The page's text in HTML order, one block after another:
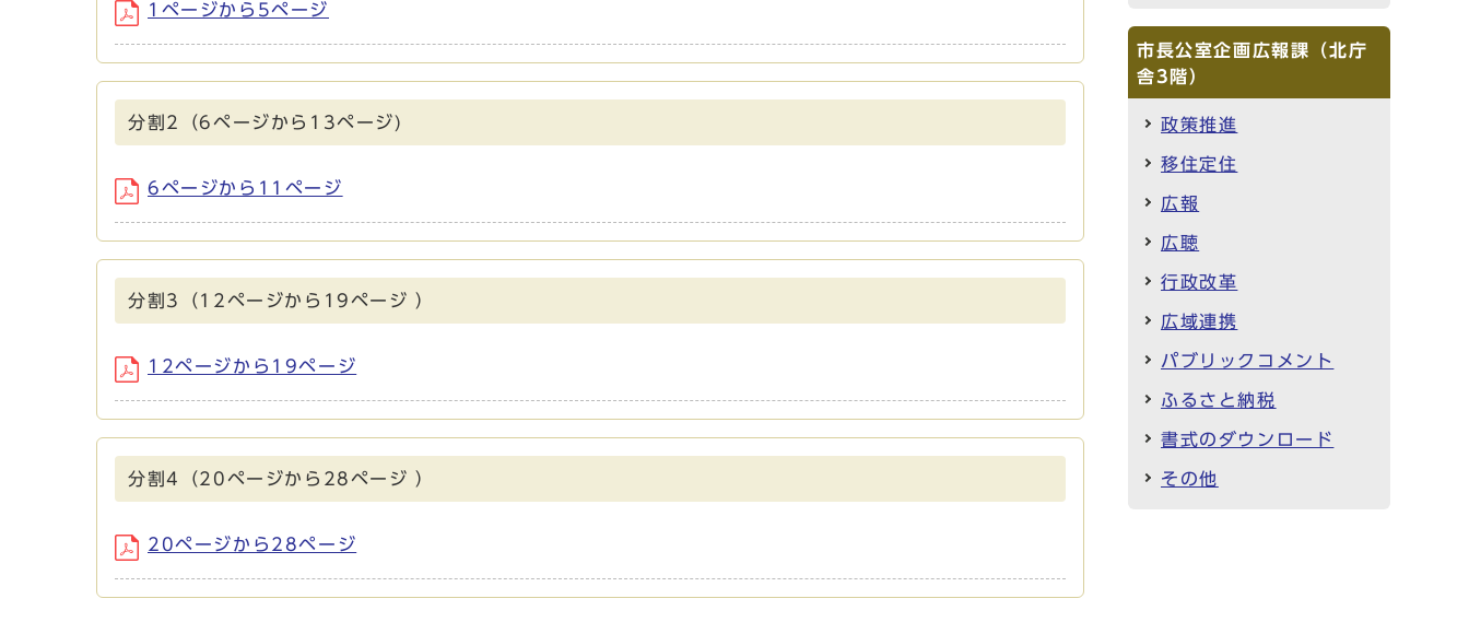
1ページから5ページ
分割2（6ページから13ページ)
6ページから11ページ
分割3（12ページから19ページ ）
12ページから19ページ
分割4（20ページから28ページ ）
20ページから28ページ
市長公室企画広報課（北庁
舎3階）
政策推進
移住定住
広報
広聴
行政改革
広域連携
パブリックコメント
ふるさと納税
書式のダウンロード
その他